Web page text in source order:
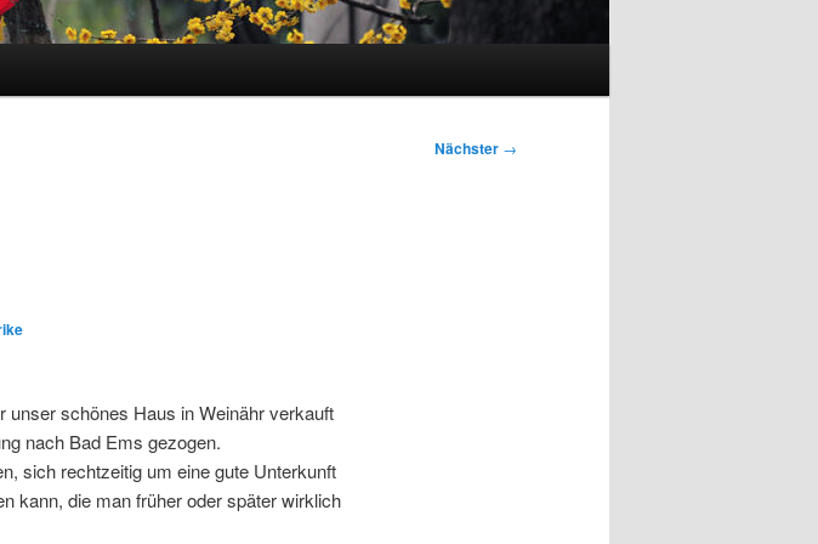
Nächster →
unser schönes Haus in Weinähr verkauft
nach Bad Ems gezogen.
sich rechtzeitig um eine gute Unterkunft
kann, die man früher oder später wirklich